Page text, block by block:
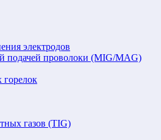
электродов
подачей проволоки (MIG/MAG)
горелок
газов (TIG)